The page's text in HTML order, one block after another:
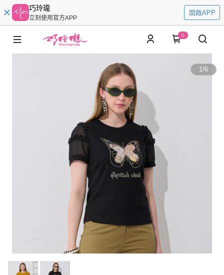
巧玲瓏
立刻使用官方APP
開啟APP
0
1/6